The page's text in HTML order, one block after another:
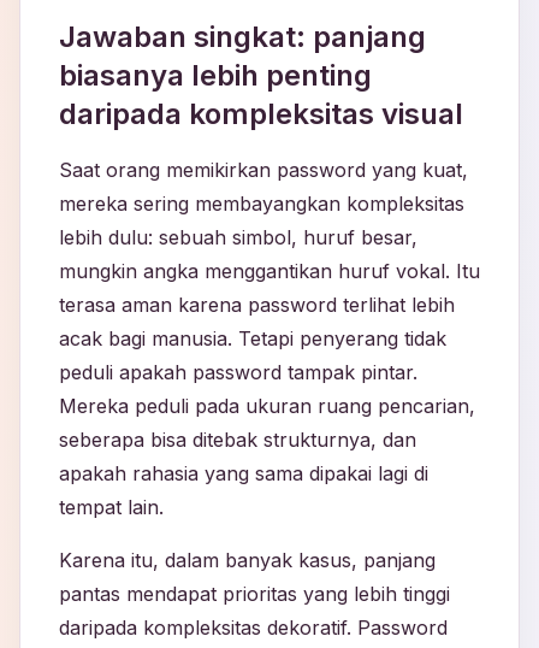
Jawaban singkat: panjang
biasanya lebih penting
daripada kompleksitas visual
Saat orang memikirkan password yang kuat,
mereka sering membayangkan kompleksitas
lebih dulu: sebuah simbol, huruf besar,
mungkin angka menggantikan huruf vokal. Itu
terasa aman karena password terlihat lebih
acak bagi manusia. Tetapi penyerang tidak
peduli apakah password tampak pintar.
Mereka peduli pada ukuran ruang pencarian,
seberapa bisa ditebak strukturnya, dan
apakah rahasia yang sama dipakai lagi di
tempat lain.
Karena itu, dalam banyak kasus, panjang
pantas mendapat prioritas yang lebih tinggi
daripada kompleksitas dekoratif. Password